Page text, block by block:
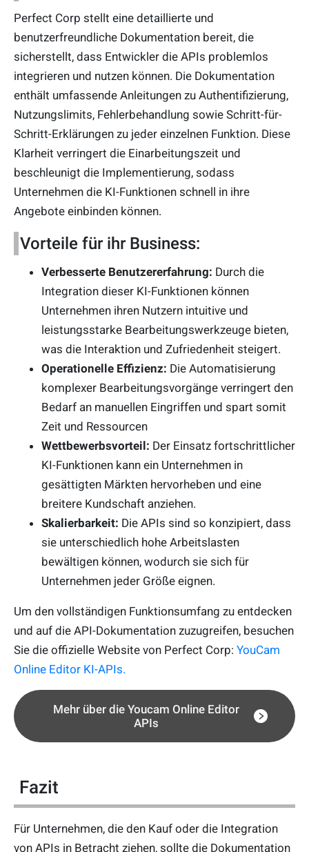
Perfect Corp stellt eine detaillierte und
benutzerfreundliche Dokumentation bereit, die
sicherstellt, dass Entwickler die APIs problemlos
integrieren und nutzen können. Die Dokumentation
enthält umfassende Anleitungen zu Authentifizierung,
Nutzungslimits, Fehlerbehandlung sowie Schritt-für-
Schritt-Erklärungen zu jeder einzelnen Funktion. Diese
Klarheit verringert die Einarbeitungszeit und
beschleunigt die Implementierung, sodass
Unternehmen die KI-Funktionen schnell in ihre
Angebote einbinden können.
Vorteile für ihr Business:
Verbesserte Benutzererfahrung: Durch die
Integration dieser KI-Funktionen können
Unternehmen ihren Nutzern intuitive und
leistungsstarke Bearbeitungswerkzeuge bieten,
was die Interaktion und Zufriedenheit steigert.
Operationelle Effizienz: Die Automatisierung
komplexer Bearbeitungsvorgänge verringert den
Bedarf an manuellen Eingriffen und spart somit
Zeit und Ressourcen
Wettbewerbsvorteil: Der Einsatz fortschrittlicher
KI-Funktionen kann ein Unternehmen in
gesättigten Märkten hervorheben und eine
breitere Kundschaft anziehen.
Skalierbarkeit: Die APIs sind so konzipiert, dass
sie unterschiedlich hohe Arbeitslasten
bewältigen können, wodurch sie sich für
Unternehmen jeder Größe eignen.
Um den vollständigen Funktionsumfang zu entdecken
und auf die API-Dokumentation zuzugreifen, besuchen
Sie die offizielle Website von Perfect Corp: YouCam
Online Editor KI-APIs.
Mehr über die Youcam Online Editor
APIs
Fazit
Für Unternehmen, die den Kauf oder die Integration
von APIs in Betracht ziehen, sollte die Dokumentation